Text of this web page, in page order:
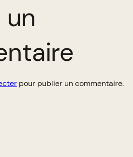
un
pour publier un commentaire.